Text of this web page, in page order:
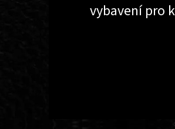
vybavení pro